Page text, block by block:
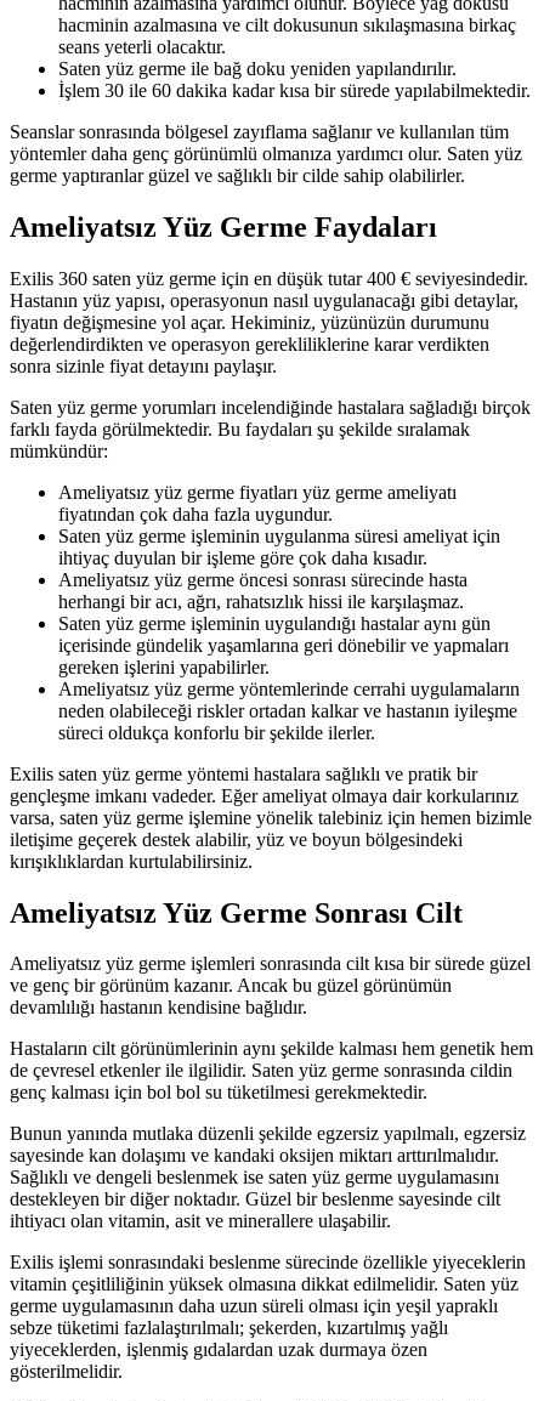
hacminin azalmasına ve cilt dokusunun sıkılaşmasına birkaç
seans yeterli olacaktır.
Saten yüz germe ile bağ doku yeniden yapılandırılır.
İşlem 30 ile 60 dakika kadar kısa bir sürede yapılabilmektedir.
Seanslar sonrasında bölgesel zayıflama sağlanır ve kullanılan tüm
yöntemler daha genç görünümlü olmanıza yardımcı olur. Saten yüz
germe yaptıranlar güzel ve sağlıklı bir cilde sahip olabilirler.
Ameliyatsız Yüz Germe Faydaları
Exilis 360 saten yüz germe için en düşük tutar 400 € seviyesindedir.
Hastanın yüz yapısı, operasyonun nasıl uygulanacağı gibi detaylar,
fiyatın değişmesine yol açar. Hekiminiz, yüzünüzün durumunu
değerlendirdikten ve operasyon gerekliliklerine karar verdikten
sonra sizinle fiyat detayını paylaşır.
Saten yüz germe yorumları incelendiğinde hastalara sağladığı birçok
farklı fayda görülmektedir. Bu faydaları şu şekilde sıralamak
mümkündür:
Ameliyatsız yüz germe fiyatları yüz germe ameliyatı
fiyatından çok daha fazla uygundur.
Saten yüz germe işleminin uygulanma süresi ameliyat için
ihtiyaç duyulan bir işleme göre çok daha kısadır.
Ameliyatsız yüz germe öncesi sonrası sürecinde hasta
herhangi bir acı, ağrı, rahatsızlık hissi ile karşılaşmaz.
Saten yüz germe işleminin uygulandığı hastalar aynı gün
içerisinde gündelik yaşamlarına geri dönebilir ve yapmaları
gereken işlerini yapabilirler.
Ameliyatsız yüz germe yöntemlerinde cerrahi uygulamaların
neden olabileceği riskler ortadan kalkar ve hastanın iyileşme
süreci oldukça konforlu bir şekilde ilerler.
Exilis saten yüz germe yöntemi hastalara sağlıklı ve pratik bir
gençleşme imkanı vadeder. Eğer ameliyat olmaya dair korkularınız
varsa, saten yüz germe işlemine yönelik talebiniz için hemen bizimle
iletişime geçerek destek alabilir, yüz ve boyun bölgesindeki
kırışıklıklardan kurtulabilirsiniz.
Ameliyatsız Yüz Germe Sonrası Cilt
Ameliyatsız yüz germe işlemleri sonrasında cilt kısa bir sürede güzel
ve genç bir görünüm kazanır. Ancak bu güzel görünümün
devamlılığı hastanın kendisine bağlıdır.
Hastaların cilt görünümlerinin aynı şekilde kalması hem genetik hem
de çevresel etkenler ile ilgilidir. Saten yüz germe sonrasında cildin
genç kalması için bol bol su tüketilmesi gerekmektedir.
Bunun yanında mutlaka düzenli şekilde egzersiz yapılmalı, egzersiz
sayesinde kan dolaşımı ve kandaki oksijen miktarı arttırılmalıdır.
Sağlıklı ve dengeli beslenmek ise saten yüz germe uygulamasını
destekleyen bir diğer noktadır. Güzel bir beslenme sayesinde cilt
ihtiyacı olan vitamin, asit ve minerallere ulaşabilir.
Exilis işlemi sonrasındaki beslenme sürecinde özellikle yiyeceklerin
vitamin çeşitliliğinin yüksek olmasına dikkat edilmelidir. Saten yüz
germe uygulamasının daha uzun süreli olması için yeşil yapraklı
sebze tüketimi fazlalaştırılmalı; şekerden, kızartılmış yağlı
yiyeceklerden, işlenmiş gıdalardan uzak durmaya özen
gösterilmelidir.